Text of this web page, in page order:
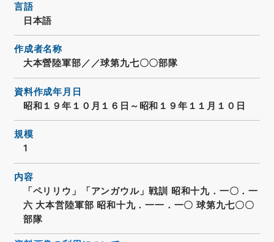
言語
日本語
作成者名称
大本營陸軍部／／球第九七〇〇部隊
資料作成年月日
昭和１９年１０月１６日～昭和１９年１１月１０日
規模
1
内容
「ペリリウ」「アンガウル」戦訓 昭和十九．一〇．一
六 大本営陸軍部 昭和十九．一一．一〇 球第九七〇〇
部隊